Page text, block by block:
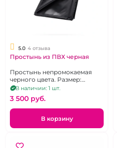
5.0 4 отзыва
Простынь из ПВХ черная
Простынь непромокаемая
черного цвета. Размер:
200x220 см.
В наличии: 1 шт.
3 500 pуб.
В корзину